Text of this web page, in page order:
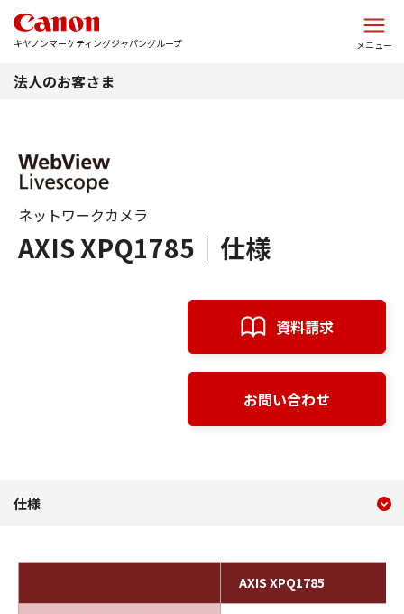
キヤノンマーケティングジャパングループ メニュー
法人のお客さま
AXIS XPQ1785｜仕様
ネットワークカメラ
資料請求
お問い合わせ
仕様
AXIS XPQ1785